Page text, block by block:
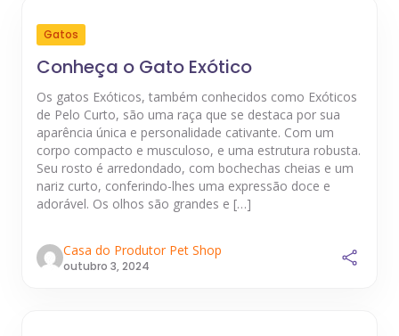
Gatos
Conheça o Gato Exótico
Os gatos Exóticos, também conhecidos como Exóticos
de Pelo Curto, são uma raça que se destaca por sua
aparência única e personalidade cativante. Com um
corpo compacto e musculoso, e uma estrutura robusta.
Seu rosto é arredondado, com bochechas cheias e um
nariz curto, conferindo-lhes uma expressão doce e
adorável. Os olhos são grandes e […]
Casa do Produtor Pet Shop
outubro 3, 2024